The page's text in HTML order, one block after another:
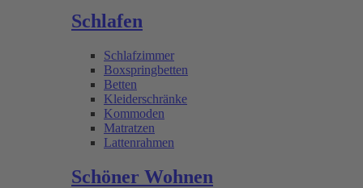
Schlafen
Schlafzimmer
Boxspringbetten
Betten
Kleiderschränke
Kommoden
Matratzen
Lattenrahmen
Schöner Wohnen